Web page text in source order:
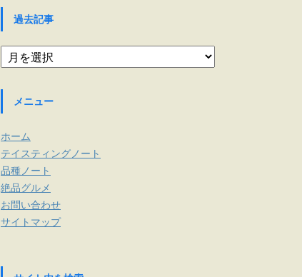
ー
過去記事
過
去
メニュー
ホーム
テイスティングノート
品種ノート
絶品グルメ
お問い合わせ
サイトマップ